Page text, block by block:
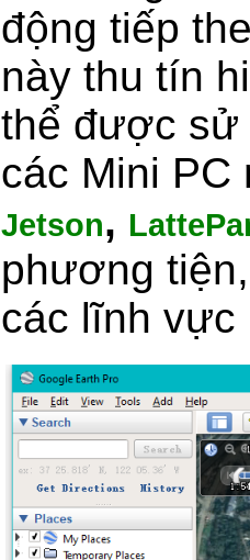
động tiếp
này thu tín
thể được sử
các Mini
Jetson,
phương
các lĩnh vực